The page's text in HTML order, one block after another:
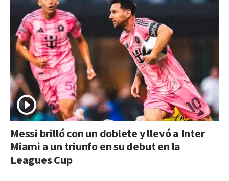
Messi brilló con un doblete y llevó a Inter
Miami a un triunfo en su debut en la
Leagues Cup